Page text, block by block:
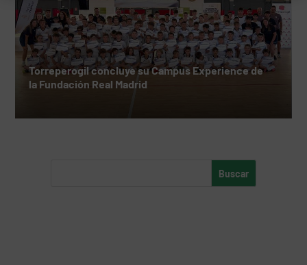
Torreperogil concluye su Campus Experience de
la Fundación Real Madrid